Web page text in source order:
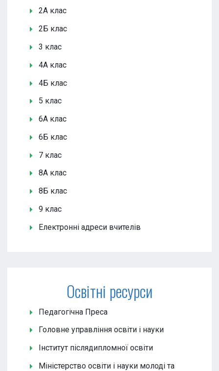
2А клас
2Б клас
3 клас
4А клас
4Б клас
5 клас
6А клас
6Б клас
7 клас
8А клас
8Б клас
9 клас
Електронні адреси вчителів
Освітні ресурси
Педагогічна Преса
Головне управління освіти і науки
Інститут післядипломної освіти
Міністерство освіти і науки молоді та